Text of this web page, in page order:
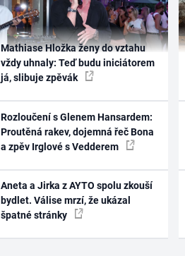
Mathiase Hložka ženy do vztahu
vždy uhnaly: Teď budu iniciátorem
já, slibuje zpěvák
Rozloučení s Glenem Hansardem:
Proutěná rakev, dojemná řeč Bona
a zpěv Irglové s Vedderem
Aneta a Jirka z AYTO spolu zkouší
bydlet. Válise mrzí, že ukázal
špatné stránky